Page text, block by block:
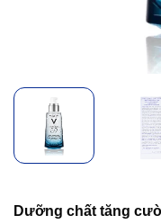
Dưỡng chất tăng